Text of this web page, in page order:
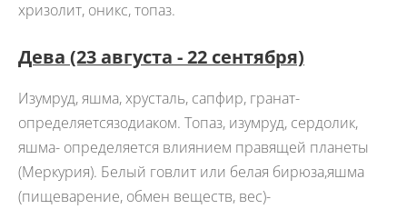
хризолит, оникс, топаз.
Дева (23 августа - 22 сентября)
Изумруд, яшма, хрусталь, сапфир, гранат-
определяетсязодиаком. Топаз, изумруд, сердолик,
яшма- определяется влиянием правящей планеты
(Меркурия). Белый говлит или белая бирюза,яшма
(пищеварение, обмен веществ, вес)-